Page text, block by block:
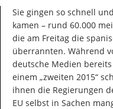
Sie gingen so schnell
kamen – rund 60.000
die am Freitag die
überrannten. Während
deutsche Medien
einem „zweiten 2015“
ihnen die Regierungen
EU selbst in Sachen